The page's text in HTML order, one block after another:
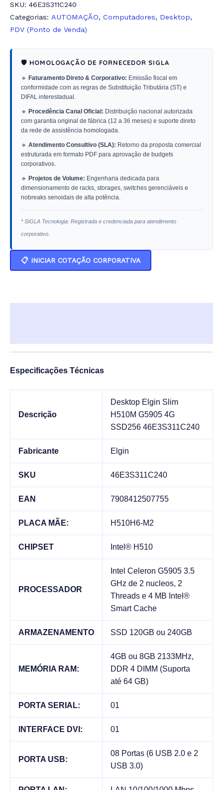
SKU: 46E3S311C240
Categorias: AUTOMAÇÃO, Computadores, Desktop,
PDV (Ponto de Venda)
🛡️ HOMOLOGAÇÃO DE FORNECEDOR SIGLA
🔹 Faturamento Direto & Corporativo: Emissão fiscal em
conformidade com as regras de Substituição Tributária (ST) e
DIFAL interestadual.
🔹 Procedência Canal Oficial: Distribuição nacional autorizada
com garantia original de fábrica (12 a 36 meses) e suporte direto
da rede de assistência homologada.
🔹 Atendimento Consultivo (SLA): Retorno da proposta comercial
estruturada em formato PDF para aprovação de budgets
corporativos.
🔹 Projetos de Volume: Engenharia dedicada para
dimensionamento de racks, storages, switches gerenciáveis e
nobreaks senoidais de alta potência.
* SIGLA Tecnologia: Registrada e credenciada para atendimento
corporativo.
📋 INICIAR COTAÇÃO CORPORATIVA
Especificações Técnicas
Descrição
Desktop Elgin Slim
H510M G5905 4G
SSD256 46E3S311C240
Fabricante Elgin
SKU 46E3S311C240
EAN 7908412507755
PLACA MÃE: H510H6-M2
CHIPSET Intel® H510
PROCESSADOR
Intel Celeron G5905 3.5
GHz de 2 nucleos, 2
Threads e 4 MB Intel®
Smart Cache
ARMAZENAMENTO SSD 120GB ou 240GB
MEMÓRIA RAM:
4GB ou 8GB 2133MHz,
DDR 4 DIMM (Suporta
até 64 GB)
PORTA SERIAL: 01
INTERFACE DVI: 01
PORTA USB:
08 Portas (6 USB 2.0 e 2
USB 3.0)